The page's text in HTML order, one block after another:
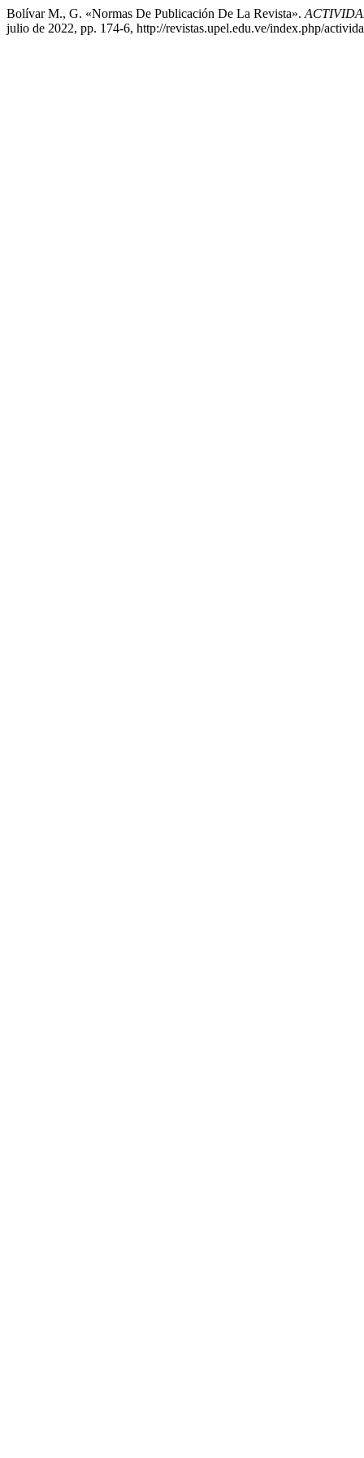
Bolívar M., G. «Normas De Publicación De La Revista».
julio de 2022, pp. 174-6, http://revistas.upel.edu.ve/index.php/